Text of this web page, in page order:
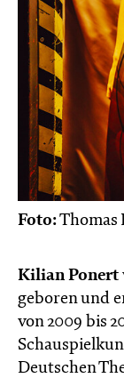
Foto:Thomas
Kilian Ponert
geboren und
von 2009 bis
Deutschen